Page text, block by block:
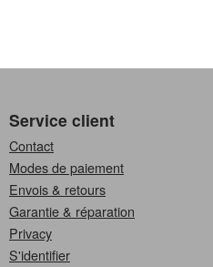
Service client
Contact
Modes de paiement
Envois & retours
Garantie & réparation
Privacy
S'identifier